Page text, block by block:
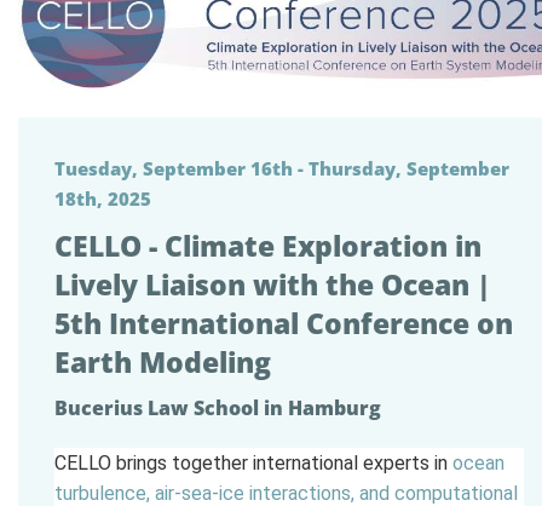
Tuesday, September 16th - Thursday, September
18th, 2025
CELLO - Climate Exploration in
Lively Liaison with the Ocean |
5th International Conference on
Earth Modeling
Bucerius Law School in Hamburg
CELLO brings together international experts in ocean
turbulence, air-sea-ice interactions, and computational